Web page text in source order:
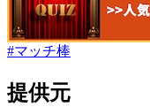
#マッチ棒
提供元